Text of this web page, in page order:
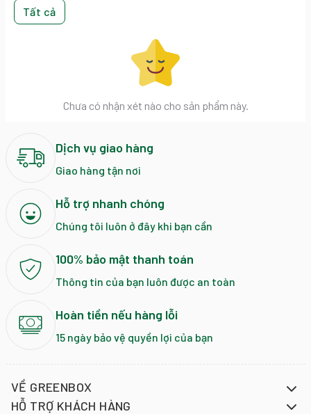
Tất cả
Chưa có nhận xét nào cho sản phẩm này.
Dịch vụ giao hàng
Giao hàng tận nơi
Hỗ trợ nhanh chóng
Chúng tôi luôn ở đây khi bạn cần
100% bảo mật thanh toán
Thông tin của bạn luôn được an toàn
Hoàn tiền nếu hàng lỗi
15 ngày bảo vệ quyền lợi của bạn
VỀ GREENBOX
HỖ TRỢ KHÁCH HÀNG